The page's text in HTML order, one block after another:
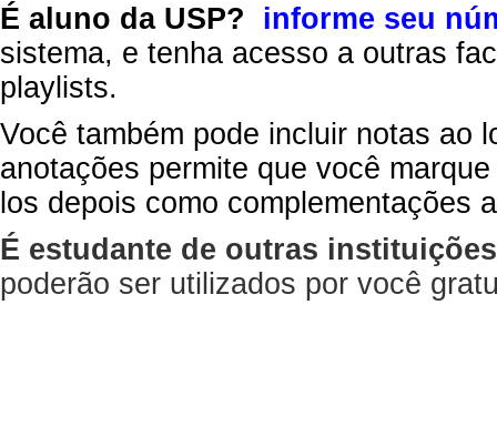
É aluno da USP?
informe seu
sistema, e tenha acesso a outras
playlists.
Você também pode incluir notas ao
anotações permite que você
los depois como complementações
É estudante de outras
poderão ser utilizados por você